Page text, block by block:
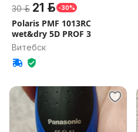
30 р. 21 р. -30%
Polaris PMF 1013RC
wet&dry 5D PROF 3
Витебск